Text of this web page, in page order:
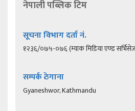
नेपाली पब्लिक टिम
सूचना विभाग दर्ता नं.
१२३६/०७५-०७६ (म्याक मिडिया एण्ड सर्भिसेज
सम्पर्क ठेगाना
Gyaneshwor, Kathmandu